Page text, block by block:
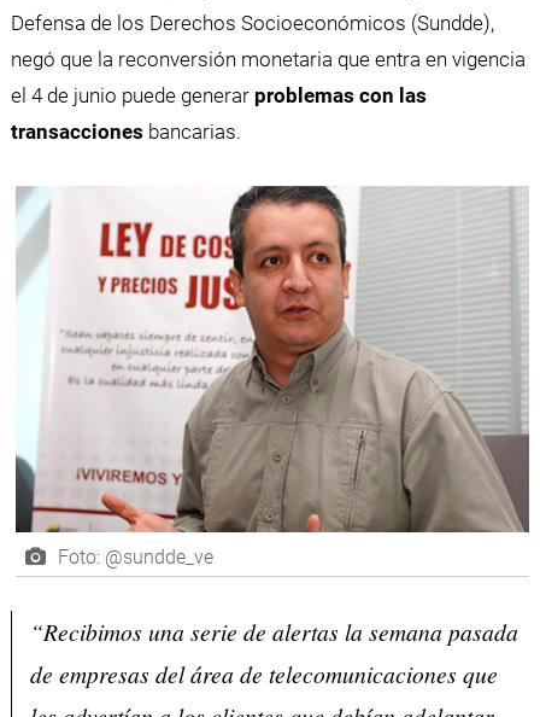
Defensa de los Derechos Socioeconómicos (Sundde),
negó que la reconversión monetaria que entra en vigencia
el 4 de junio puede generar problemas con las
transacciones bancarias.
Foto: @sundde_ve
“Recibimos una serie de alertas la semana pasada
de empresas del área de telecomunicaciones que